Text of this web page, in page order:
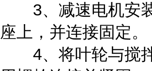
3、减速电机安
座上，并连接固定。
4、将叶轮与搅